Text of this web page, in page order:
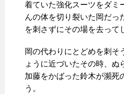
着ていた強化スーツをダミ
んの体を切り裂いた岡だっ
を刺さずにその場を去って
岡の代わりにとどめを刺そ
ょうに近づいたその時、ぬ
加藤をかばった鈴木が瀕死
う。